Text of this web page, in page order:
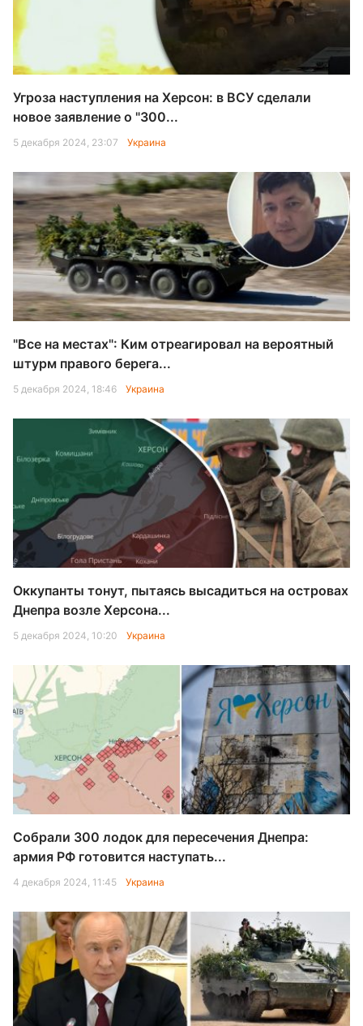
Угроза наступления на Херсон: в ВСУ сделали
новое заявление о "300...
5 декабря 2024, 23:07 Украина
"Все на местах": Ким отреагировал на вероятный
штурм правого берега...
5 декабря 2024, 18:46 Украина
Оккупанты тонут, пытаясь высадиться на островах
Днепра возле Херсона...
5 декабря 2024, 10:20 Украина
Собрали 300 лодок для пересечения Днепра:
армия РФ готовится наступать...
4 декабря 2024, 11:45 Украина